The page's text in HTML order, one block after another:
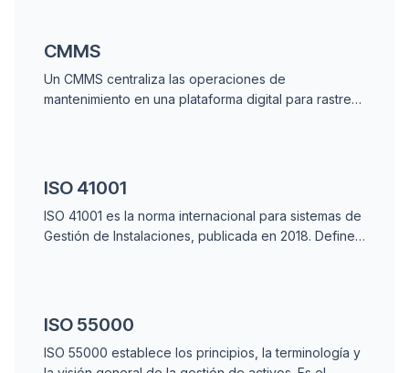
CMMS
Un CMMS centraliza las operaciones de
mantenimiento en una plataforma digital para rastrear
ISO 41001
ISO 41001 es la norma internacional para sistemas de
Gestión de Instalaciones, publicada en 2018. Define
ISO 55000
ISO 55000 establece los principios, la terminología y